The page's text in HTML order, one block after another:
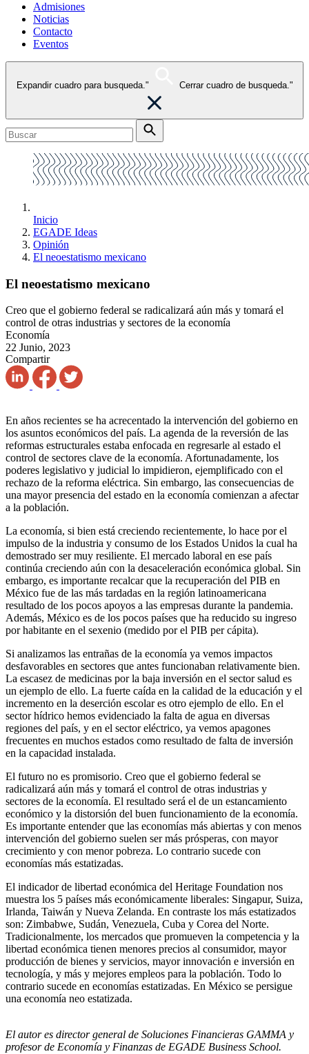
Admisiones
Noticias
Contacto
Eventos
Expandir cuadro para busqueda." Cerrar cuadro de busqueda."
Inicio
EGADE Ideas
Opinión
El neoestatismo mexicano
El neoestatismo mexicano
Creo que el gobierno federal se radicalizará aún más y tomará el
control de otras industrias y sectores de la economía
Economía
22 Junio, 2023
Compartir
En años recientes se ha acrecentado la intervención del gobierno en
los asuntos económicos del país. La agenda de la reversión de las
reformas estructurales estaba enfocada en regresarle al estado el
control de sectores clave de la economía. Afortunadamente, los
poderes legislativo y judicial lo impidieron, ejemplificado con el
rechazo de la reforma eléctrica. Sin embargo, las consecuencias de
una mayor presencia del estado en la economía comienzan a afectar
a la población.
La economía, si bien está creciendo recientemente, lo hace por el
impulso de la industria y consumo de los Estados Unidos la cual ha
demostrado ser muy resiliente. El mercado laboral en ese país
continúa creciendo aún con la desaceleración económica global. Sin
embargo, es importante recalcar que la recuperación del PIB en
México fue de las más tardadas en la región latinoamericana
resultado de los pocos apoyos a las empresas durante la pandemia.
Además, México es de los pocos países que ha reducido su ingreso
por habitante en el sexenio (medido por el PIB per cápita).
Si analizamos las entrañas de la economía ya vemos impactos
desfavorables en sectores que antes funcionaban relativamente bien.
La escasez de medicinas por la baja inversión en el sector salud es
un ejemplo de ello. La fuerte caída en la calidad de la educación y el
incremento en la deserción escolar es otro ejemplo de ello. En el
sector hídrico hemos evidenciado la falta de agua en diversas
regiones del país, y en el sector eléctrico, ya vemos apagones
frecuentes en muchos estados como resultado de falta de inversión
en la capacidad instalada.
El futuro no es promisorio. Creo que el gobierno federal se
radicalizará aún más y tomará el control de otras industrias y
sectores de la economía. El resultado será el de un estancamiento
económico y la distorsión del buen funcionamiento de la economía.
Es importante entender que las economías más abiertas y con menos
intervención del gobierno suelen ser más prósperas, con mayor
crecimiento y con menor pobreza. Lo contrario sucede con
economías más estatizadas.
El indicador de libertad económica del Heritage Foundation nos
muestra los 5 países más económicamente liberales: Singapur, Suiza,
Irlanda, Taiwán y Nueva Zelanda. En contraste los más estatizados
son: Zimbabwe, Sudán, Venezuela, Cuba y Corea del Norte.
Tradicionalmente, los mercados que promueven la competencia y la
libertad económica tienen menores precios al consumidor, mayor
producción de bienes y servicios, mayor innovación e inversión en
tecnología, y más y mejores empleos para la población. Todo lo
contrario sucede en economías estatizadas. En México se persigue
una economía neo estatizada.
El autor es director general de Soluciones Financieras GAMMA y
profesor de Economía y Finanzas de EGADE Business School.